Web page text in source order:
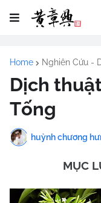
Home Nghiên Cứu -
Dịch
Tống
huỳnh chương
MỤC